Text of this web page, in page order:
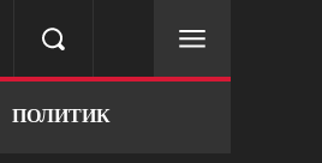
ПОЛИТИК